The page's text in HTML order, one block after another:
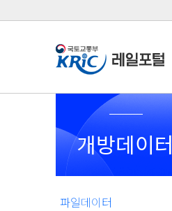
개방데이터
파일데이터